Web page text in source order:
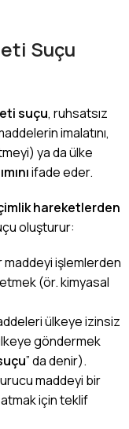
Suçu
suçu, ruhsatsız
imalatını,
ya da ülke
ifade eder.
hareketlerden
oluşturur:
maddeyi işlemlerden
(ör. kimyasal
ülkeye izinsiz
göndermek
” da denir).
maddeyi bir
için teklif